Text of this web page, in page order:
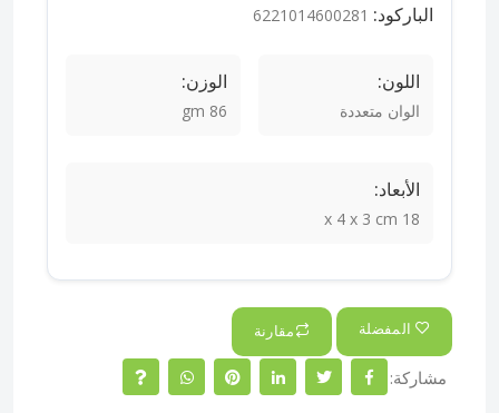
الباركود: 6221014600281
اللون:
الوان متعددة
الوزن:
86 gm
الأبعاد:
18 x 4 x 3 cm
المفضلة مقارنة
مشاركة: